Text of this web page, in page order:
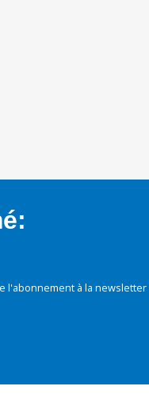
l'abonnement à la